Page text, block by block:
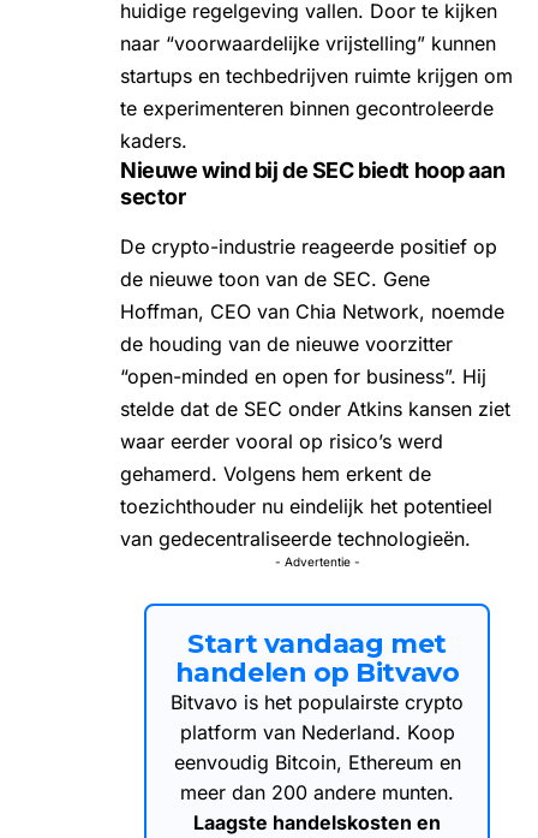
huidige regelgeving vallen. Door te kijken
naar “voorwaardelijke vrijstelling” kunnen
startups en techbedrijven ruimte krijgen om
te experimenteren binnen gecontroleerde
kaders.
Nieuwe wind bij de SEC biedt hoop aan
sector
De crypto-industrie reageerde positief op
de nieuwe toon van de SEC. Gene
Hoffman, CEO van Chia Network, noemde
de houding van de nieuwe voorzitter
“open-minded en open for business”. Hij
stelde dat de SEC onder Atkins kansen ziet
waar eerder vooral op risico’s werd
gehamerd. Volgens hem erkent de
toezichthouder nu eindelijk het potentieel
van gedecentraliseerde technologieën.
- Advertentie -
Start vandaag met
handelen op Bitvavo
Bitvavo is het populairste crypto
platform van Nederland. Koop
eenvoudig Bitcoin, Ethereum en
meer dan 200 andere munten.
Laagste handelskosten en